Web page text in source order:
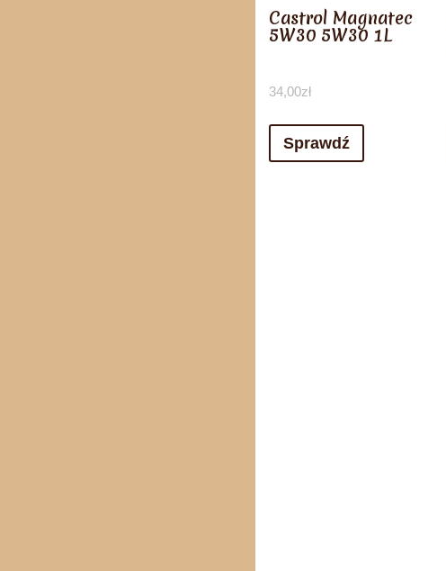
Castrol Magnatec
5W30 5W30 1L
34,00zł
Sprawdź